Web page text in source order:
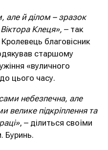
але й ділом – зразок
Клеця», – так
благовісник
старшому
«вуличного
цього часу.
небезпечна, але
велике підкріплення та
, – ділиться своїми
Буринь.